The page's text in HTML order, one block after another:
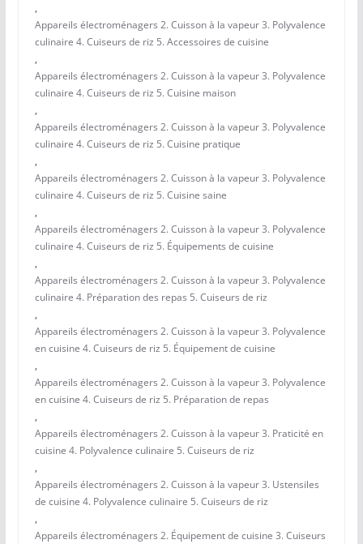
,
Appareils électroménagers 2. Cuisson à la vapeur 3. Polyvalence
culinaire 4. Cuiseurs de riz 5. Accessoires de cuisine
,
Appareils électroménagers 2. Cuisson à la vapeur 3. Polyvalence
culinaire 4. Cuiseurs de riz 5. Cuisine maison
,
Appareils électroménagers 2. Cuisson à la vapeur 3. Polyvalence
culinaire 4. Cuiseurs de riz 5. Cuisine pratique
,
Appareils électroménagers 2. Cuisson à la vapeur 3. Polyvalence
culinaire 4. Cuiseurs de riz 5. Cuisine saine
,
Appareils électroménagers 2. Cuisson à la vapeur 3. Polyvalence
culinaire 4. Cuiseurs de riz 5. Équipements de cuisine
,
Appareils électroménagers 2. Cuisson à la vapeur 3. Polyvalence
culinaire 4. Préparation des repas 5. Cuiseurs de riz
,
Appareils électroménagers 2. Cuisson à la vapeur 3. Polyvalence
en cuisine 4. Cuiseurs de riz 5. Équipement de cuisine
,
Appareils électroménagers 2. Cuisson à la vapeur 3. Polyvalence
en cuisine 4. Cuiseurs de riz 5. Préparation de repas
,
Appareils électroménagers 2. Cuisson à la vapeur 3. Praticité en
cuisine 4. Polyvalence culinaire 5. Cuiseurs de riz
,
Appareils électroménagers 2. Cuisson à la vapeur 3. Ustensiles
de cuisine 4. Polyvalence culinaire 5. Cuiseurs de riz
,
Appareils électroménagers 2. Équipement de cuisine 3. Cuiseurs